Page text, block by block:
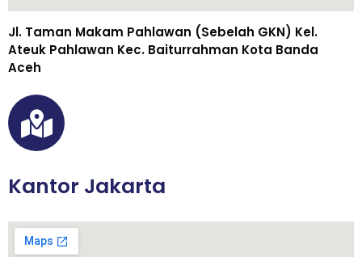
Jl. Taman Makam Pahlawan (Sebelah GKN) Kel.
Ateuk Pahlawan Kec. Baiturrahman Kota Banda
Aceh
Kantor Jakarta